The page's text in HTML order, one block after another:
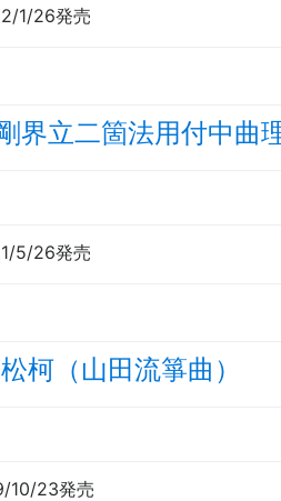
1/26発売
界立二箇法用付中
5/26発売
柯（山田流箏曲）
10/23発売